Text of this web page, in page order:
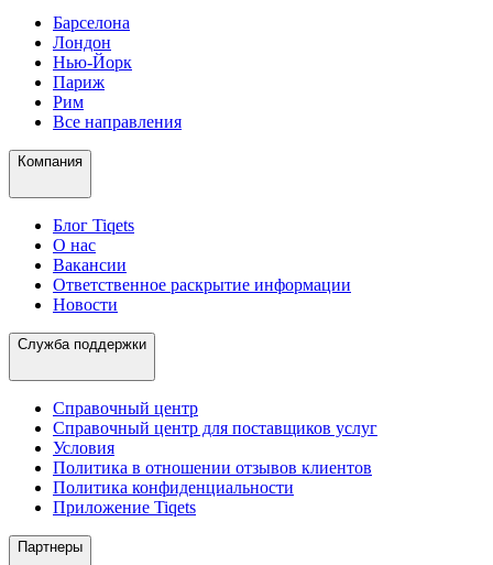
Барселона
Лондон
Нью-Йорк
Париж
Рим
Все направления
Компания
Блог Tiqets
О нас
Вакансии
Ответственное раскрытие информации
Новости
Служба поддержки
Справочный центр
Справочный центр для поставщиков услуг
Условия
Политика в отношении отзывов клиентов
Политика конфиденциальности
Приложение Tiqets
Партнеры